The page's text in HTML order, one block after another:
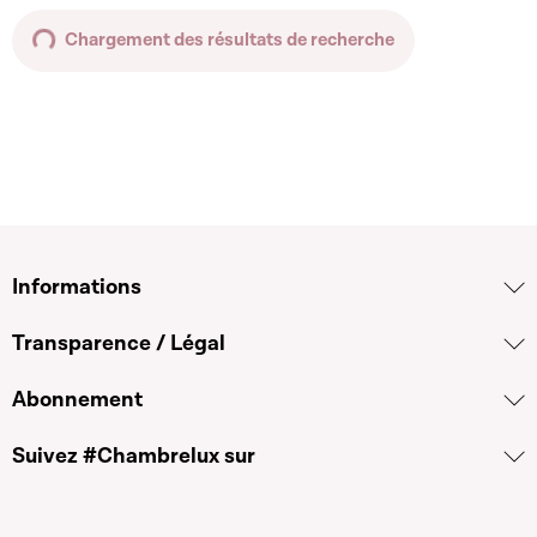
Chargement des résultats de recherche
Informations
Transparence / Légal
Abonnement
Suivez #Chambrelux sur